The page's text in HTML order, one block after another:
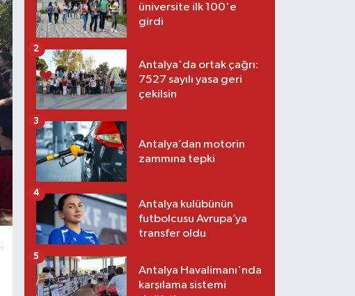
üniversite ilk 100'e
girdi
Antalya'da ortak çağrı:
7527 sayılı yasa geri
çekilsin
2
Antalya’dan motorin
zammına tepki
3
Antalya kulübünün
futbolcusu Avrupa’ya
transfer oldu
4
Antalya Havalimanı'nda
karşılama sistemi
5